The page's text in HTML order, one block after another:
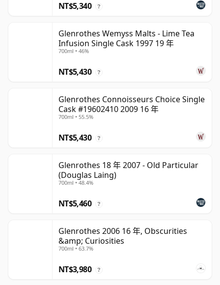
NT$5,340 ?
Glenrothes Wemyss Malts - Lime Tea
Infusion Single Cask 1997 19 年
700ml • 46%
NT$5,430 ?
Glenrothes Connoisseurs Choice Single
Cask #19602410 2009 16 年
700ml • 55.5%
NT$5,430 ?
Glenrothes 18 年 2007 - Old Particular
(Douglas Laing)
700ml • 48.4%
NT$5,460 ?
Glenrothes 2006 16 年, Obscurities
&amp; Curiosities
700ml • 63.7%
NT$3,980 ?